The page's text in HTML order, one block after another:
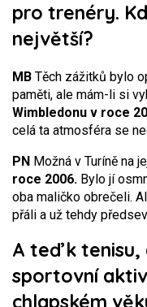
pro trenéry.
největší?
MB Těch zážitků bylo
paměti, ale mám-li si
Wimbledonu v roce
celá ta atmosféra se
PN Možná v Turíně na
roce 2006. Bylo jí
oba maličko obrečeli.
přáli a už tehdy
A teď k tenisu,
sportovní
chlapském